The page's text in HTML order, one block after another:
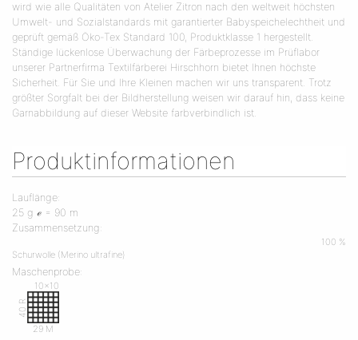
wird wie alle Qualitäten von Atelier Zitron nach den weltweit höchsten
Umwelt- und Sozialstandards mit garantierter Babyspeichelechtheit und
geprüft gemäß Öko-Tex Standard 100, Produktklasse 1 hergestellt.
Ständige lückenlose Überwachung der Färbeprozesse im Prüflabor
unserer Partnerfirma Textilfärberei Hirschhorn bietet Ihnen höchste
Sicherheit. Für Sie und Ihre Kleinen machen wir uns transparent. Trotz
größter Sorgfalt bei der Bildherstellung weisen wir darauf hin, dass keine
Garnabbildung auf dieser Website farbverbindlich ist.
Produktinformationen
Lauflänge:
25 g ℯ = 90 m
Zusammensetzung:
100 %
Schurwolle (Merino ultrafine)
Maschenprobe:
10x10
40 R
29 M